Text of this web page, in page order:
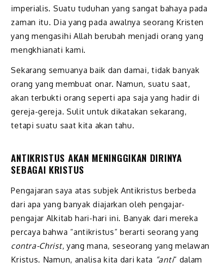
imperialis. Suatu tuduhan yang sangat bahaya pada
zaman itu. Dia yang pada awalnya seorang Kristen
yang mengasihi Allah berubah menjadi orang yang
mengkhianati kami.
Sekarang semuanya baik dan damai, tidak banyak
orang yang membuat onar. Namun, suatu saat,
akan terbukti orang seperti apa saja yang hadir di
gereja-gereja. Sulit untuk dikatakan sekarang,
tetapi suatu saat kita akan tahu.
ANTIKRISTUS AKAN MENINGGIKAN DIRINYA
SEBAGAI KRISTUS
Pengajaran saya atas subjek Antikristus berbeda
dari apa yang banyak diajarkan oleh pengajar-
pengajar Alkitab hari-hari ini. Banyak dari mereka
percaya bahwa “antikristus” berarti seorang yang
contra-Christ, yang mana, seseorang yang melawan
Kristus. Namun, analisa kita dari kata “anti” dalam